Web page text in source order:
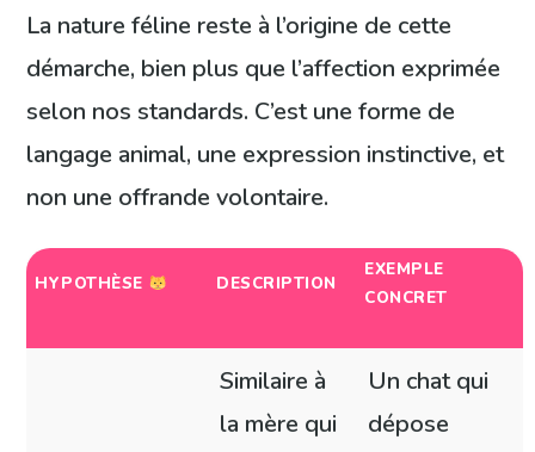
La nature féline reste à l’origine de cette
démarche, bien plus que l’affection exprimée
selon nos standards. C’est une forme de
langage animal, une expression instinctive, et
non une offrande volontaire.
HYPOTHÈSE DESCRIPTION
EXEMPLE
CONCRET
Similaire à
la mère qui
Un chat qui
dépose